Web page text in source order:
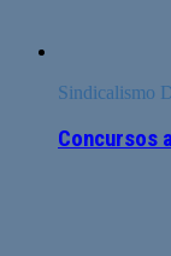
Sindicalismo
Concursos